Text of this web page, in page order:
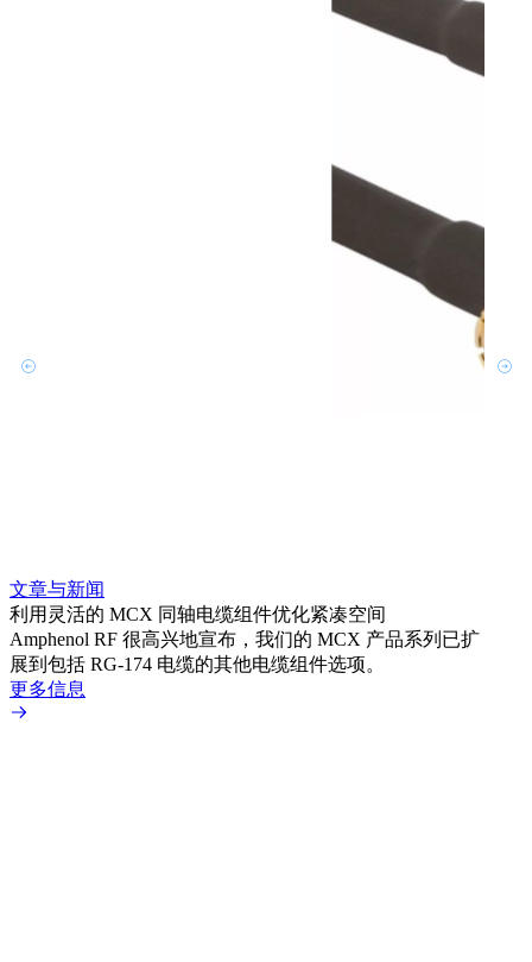
文章与新闻
利用灵活的 MCX 同轴电缆组件优化紧凑空间
Amphenol RF 很高兴地宣布，我们的 MCX 产品系列已扩
展到包括 RG-174 电缆的其他电缆组件选项。
更多信息